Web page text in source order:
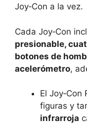
Joy‑Con a la vez.
Cada Joy‑Con
presionable,
botones de
acelerómetro,
El Joy‑Con
figuras y
infrarroja